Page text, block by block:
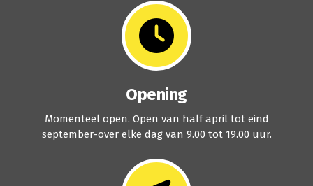
Opening
Momenteel open. Open van half april tot eind
september-over elke dag van 9.00 tot 19.00 uur.